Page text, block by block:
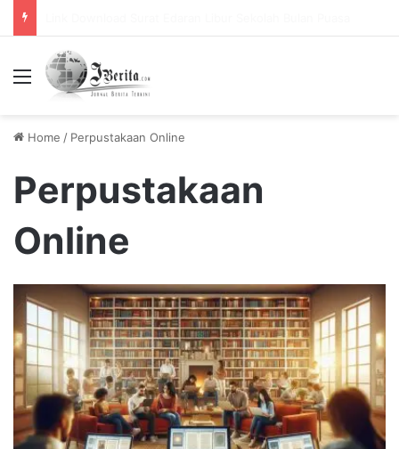
Menu
Home / Perpustakaan Online
Perpustakaan
Online